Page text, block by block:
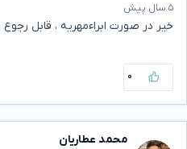
۵ سال پیش
خیر در صورت ابراءمهریه ، قابل
۰
محمد عطاریان